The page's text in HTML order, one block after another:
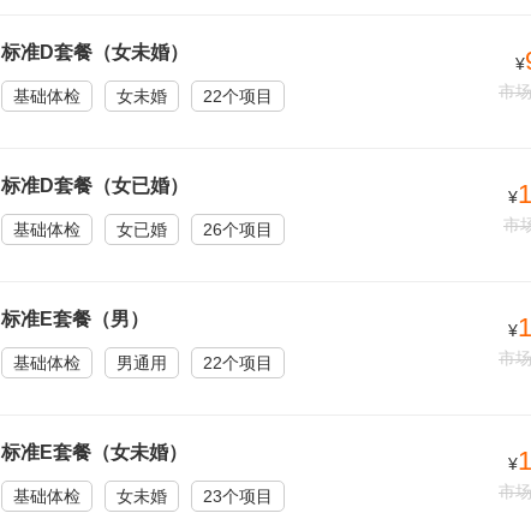
标准D套餐（女未婚）
基础体检 女未婚 22个项目
¥
市
标准D套餐（女已婚）
基础体检 女已婚 26个项目
¥
市
标准E套餐（男）
基础体检 男通用 22个项目
¥
市
标准E套餐（女未婚）
基础体检 女未婚 23个项目
¥
市